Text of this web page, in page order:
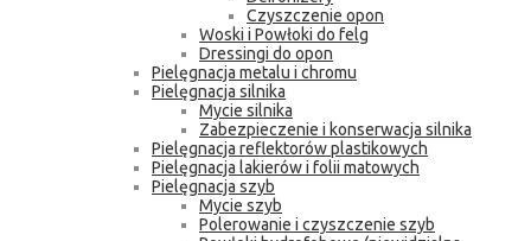
Czyszczenie opon
Woski i Powłoki do felg
Dressingi do opon
Pielęgnacja metalu i chromu
Pielęgnacja silnika
Mycie silnika
Zabezpieczenie i konserwacja silnika
Pielęgnacja reflektorów plastikowych
Pielęgnacja lakierów i folii matowych
Pielęgnacja szyb
Mycie szyb
Polerowanie i czyszczenie szyb